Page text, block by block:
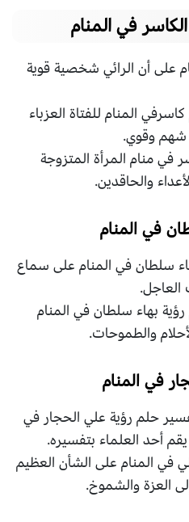
في المنام
على أن الرائي شخصية قوية
المنام للفتاة العزباء
شهم وقوي.
منام المرأة المتزوجة
والحاقدين.
في المنام
سلطان في المنام على سماع
العاجل.
بهاء سلطان في المنام
والطموحات.
في المنام
حلم رؤية علي الحجار في
أحد العلماء بتفسيره.
في المنام على الشأن العظيم
العزة والشموخ.